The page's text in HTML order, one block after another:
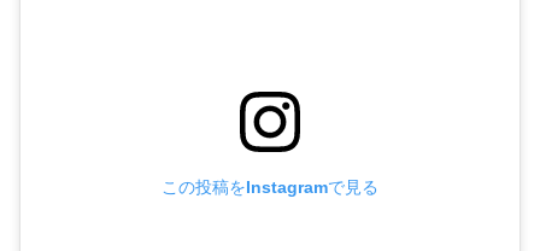
この投稿をInstagramで見る